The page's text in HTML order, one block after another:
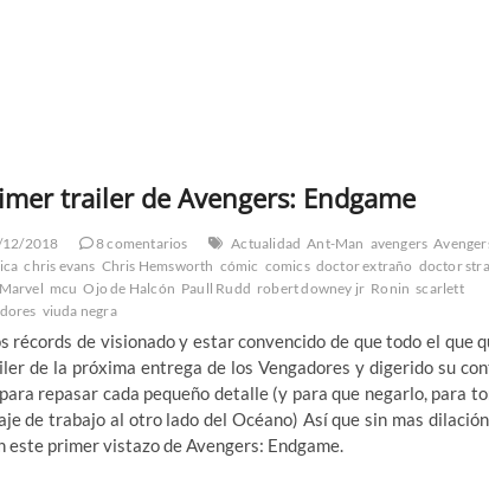
trailer de Avengers: Endgame
2018 8 comentarios Actualidad Ant-Man avengers
chris evans Chris Hemsworth cómic comics doctor extraño doctor
Marvel mcu Ojo de Halcón Paull Rudd robert downey jr Ronin scarlett
viuda negra
récords de visionado y estar convencido de que todo el que
de la próxima entrega de los Vengadores y digerido su
repasar cada pequeño detalle (y para que negarlo, para
de trabajo al otro lado del Océano) Así que sin mas
este primer vistazo de Avengers: Endgame.